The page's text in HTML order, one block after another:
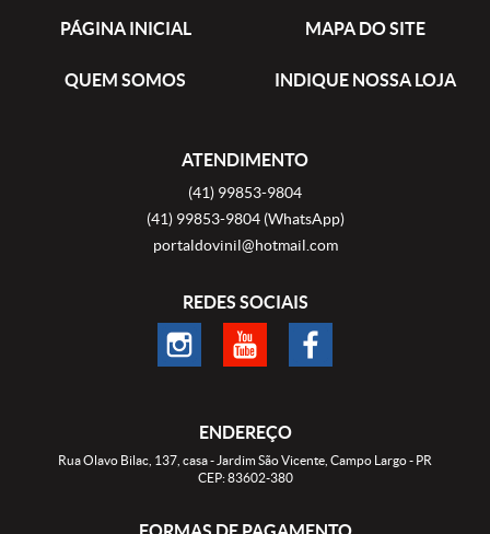
PÁGINA INICIAL MAPA DO SITE
QUEM SOMOS INDIQUE NOSSA LOJA
ATENDIMENTO
(41) 99853-9804
(41)99853-9804 (WhatsApp)
portaldovinil@hotmail.com
REDES SOCIAIS
ENDEREÇO
Rua Olavo Bilac, 137, casa- Jardim São Vicente, Campo Largo- PR
CEP: 83602-380